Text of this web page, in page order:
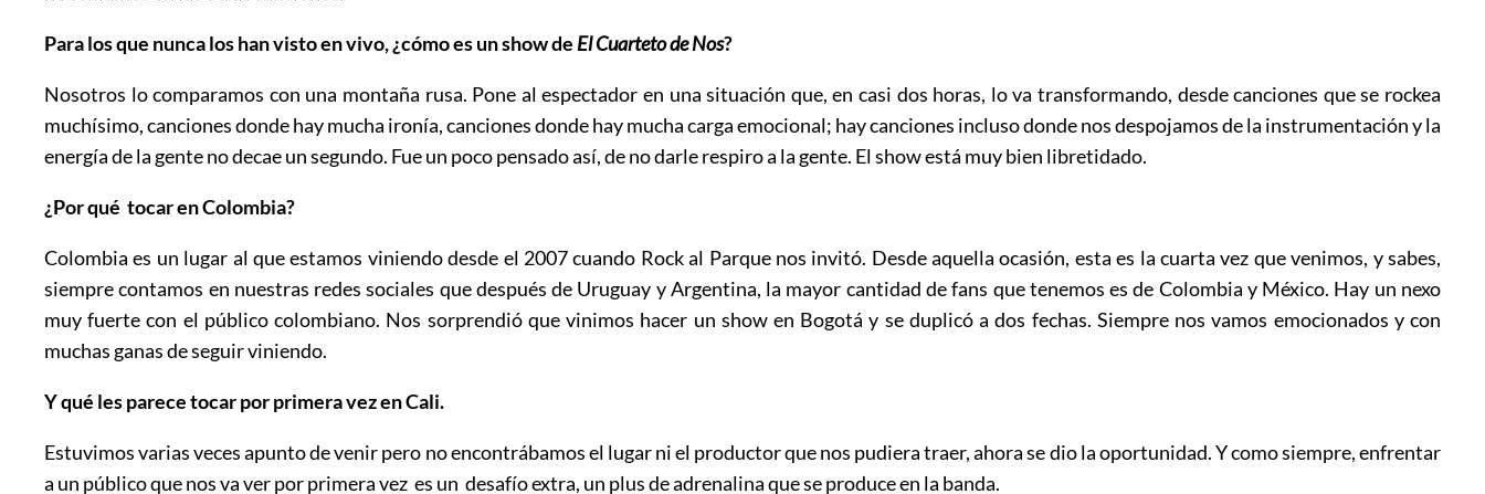
Para los que nunca los han visto en vivo, ¿cómo es un show de El Cuarteto de Nos?
Nosotros lo comparamos con una montaña rusa. Pone al espectador en una situación que, en casi dos horas, lo va transformando, desde canciones que se rockea
muchísimo, canciones donde hay mucha ironía, canciones donde hay mucha carga emocional; hay canciones incluso donde nos despojamos de la instrumentación y la
energía de la gente no decae un segundo. Fue un poco pensado así, de no darle respiro a la gente. El show está muy bien libretidado.
¿Por qué tocar en Colombia?
Colombia es un lugar al que estamos viniendo desde el 2007 cuando Rock al Parque nos invitó. Desde aquella ocasión, esta es la cuarta vez que venimos, y sabes,
siempre contamos en nuestras redes sociales que después de Uruguay y Argentina, la mayor cantidad de fans que tenemos es de Colombia y México. Hay un nexo
muy fuerte con el público colombiano. Nos sorprendió que vinimos hacer un show en Bogotá y se duplicó a dos fechas. Siempre nos vamos emocionados y con
muchas ganas de seguir viniendo.
Y qué les parece tocar por primera vez en Cali.
Estuvimos varias veces apunto de venir pero no encontrábamos el lugar ni el productor que nos pudiera traer, ahora se dio la oportunidad. Y como siempre, enfrentar
a un público que nos va ver por primera vez es un desafío extra, un plus de adrenalina que se produce en la banda.